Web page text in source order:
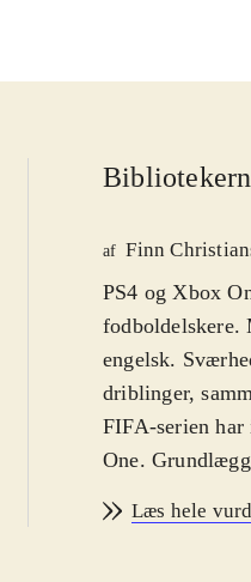
af Finn
PS4 og Xbox
fodboldelskere.
engelsk.
driblinger,
FIFA-serien
One.
sæsonen er
Læs hele